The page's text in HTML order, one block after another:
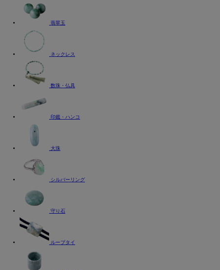
翡翠玉
ネックレス
数珠・仏具
印鑑・ハンコ
大珠
シルバーリング
守り石
ループタイ